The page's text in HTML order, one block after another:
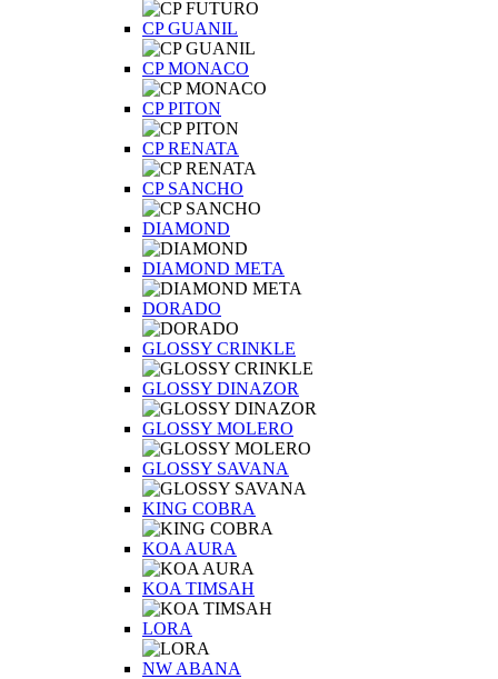
CP GUANIL
CP MONACO
CP PITON
CP RENATA
CP SANCHO
DIAMOND
DIAMOND META
DORADO
GLOSSY CRINKLE
GLOSSY DINAZOR
GLOSSY MOLERO
GLOSSY SAVANA
KING COBRA
KOA AURA
KOA TIMSAH
LORA
NW ABANA